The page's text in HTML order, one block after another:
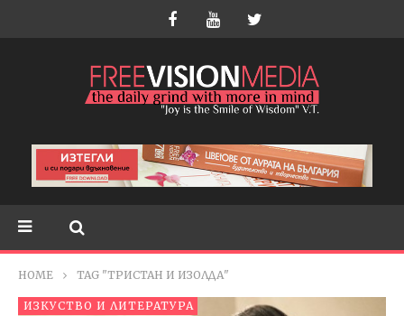
HOME TAG "ТРИСТАН И ИЗОЛДА"
ИЗКУСТВО И ЛИТЕРАТУРА